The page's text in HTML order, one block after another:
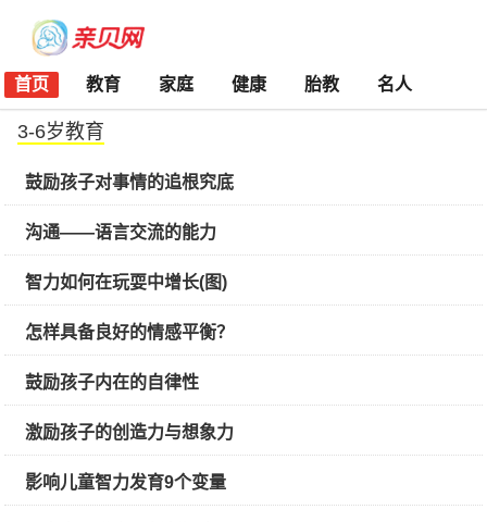
首页 教育 家庭 健康 胎教 名人
3-6岁教育
鼓励孩子对事情的追根究底
沟通——语言交流的能力
智力如何在玩耍中增长(图)
怎样具备良好的情感平衡？
鼓励孩子内在的自律性
激励孩子的创造力与想象力
影响儿童智力发育9个变量